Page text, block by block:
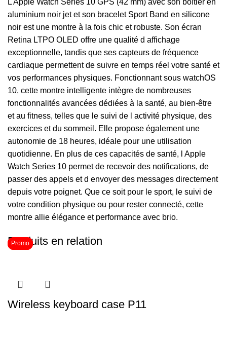
L Apple Watch Series 10 GPS (42 mm) avec son boîtier en
aluminium noir jet et son bracelet Sport Band en silicone
noir est une montre à la fois chic et robuste. Son écran
Retina LTPO OLED offre une qualité d affichage
exceptionnelle, tandis que ses capteurs de fréquence
cardiaque permettent de suivre en temps réel votre santé et
vos performances physiques. Fonctionnant sous watchOS
10, cette montre intelligente intègre de nombreuses
fonctionnalités avancées dédiées à la santé, au bien-être
et au fitness, telles que le suivi de l activité physique, des
exercices et du sommeil. Elle propose également une
autonomie de 18 heures, idéale pour une utilisation
quotidienne. En plus de ces capacités de santé, l Apple
Watch Series 10 permet de recevoir des notifications, de
passer des appels et d envoyer des messages directement
depuis votre poignet. Que ce soit pour le sport, le suivi de
votre condition physique ou pour rester connecté, cette
montre allie élégance et performance avec brio.
Produits en relation
Wireless keyboard case P11
Promo
Promo
Promo